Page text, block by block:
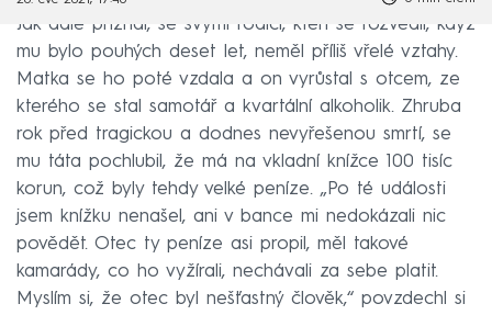
Jak dále přiznal, se svými rodiči, kteří se rozvedli, když
mu bylo pouhých deset let, neměl příliš vřelé vztahy.
Matka se ho poté vzdala a on vyrůstal s otcem, ze
kterého se stal samotář a kvartální alkoholik. Zhruba
rok před tragickou a dodnes nevyřešenou smrtí, se
mu táta pochlubil, že má na vkladní knížce 100 tisíc
korun, což byly tehdy velké peníze. „Po té události
jsem knížku nenašel, ani v bance mi nedokázali nic
povědět. Otec ty peníze asi propil, měl takové
kamarády, co ho vyžírali, nechávali za sebe platit.
Myslím si, že otec byl nešťastný člověk,“ povzdechl si